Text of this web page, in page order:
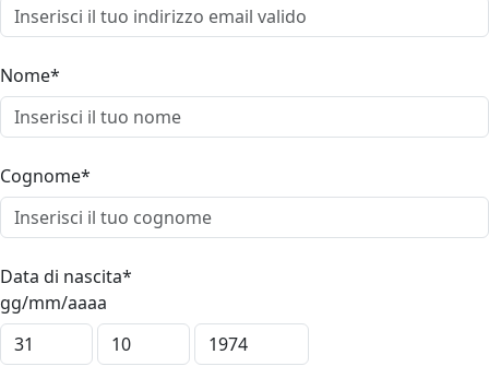
Nome*
Cognome*
Data di nascita*
gg/mm/aaaa